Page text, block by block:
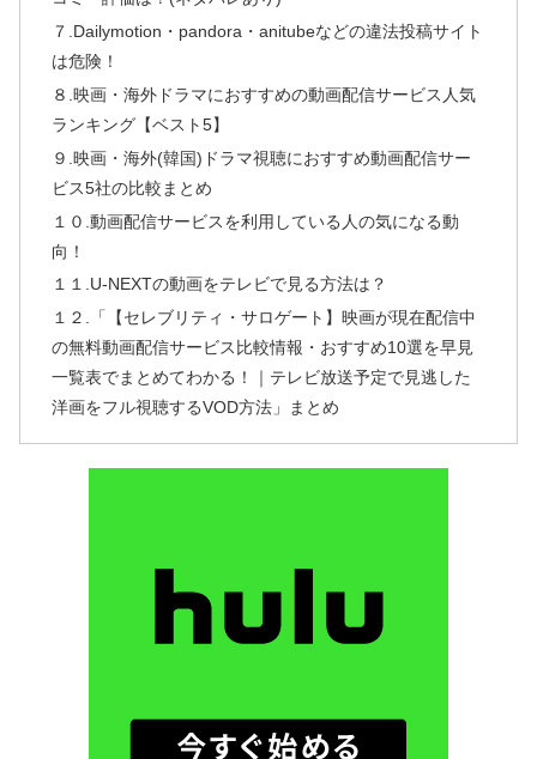
７.Dailymotion・pandora・anitubeなどの違法投稿サイト
は危険！
８.映画・海外ドラマにおすすめの動画配信サービス人気
ランキング【ベスト5】
９.映画・海外(韓国)ドラマ視聴におすすめ動画配信サー
ビス5社の比較まとめ
１０.動画配信サービスを利用している人の気になる動
向！
１１.U-NEXTの動画をテレビで見る方法は？
１２.「【セレブリティ・サロゲート】映画が現在配信中
の無料動画配信サービス比較情報・おすすめ10選を早見
一覧表でまとめてわかる！｜テレビ放送予定で見逃した
洋画をフル視聴するVOD方法」まとめ